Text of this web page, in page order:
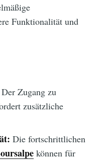
Funktionalität und
Der Zugang zu
zusätzliche
Die fortschrittlichen
können für